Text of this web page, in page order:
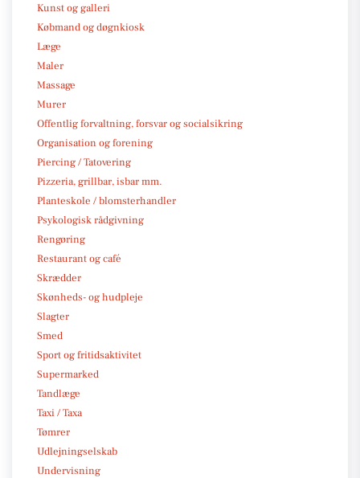
Kunst og galleri
Købmand og døgnkiosk
Læge
Maler
Massage
Murer
Offentlig forvaltning, forsvar og socialsikring
Organisation og forening
Piercing / Tatovering
Pizzeria, grillbar, isbar mm.
Planteskole / blomsterhandler
Psykologisk rådgivning
Rengøring
Restaurant og café
Skrædder
Skønheds- og hudpleje
Slagter
Smed
Sport og fritidsaktivitet
Supermarked
Tandlæge
Taxi / Taxa
Tømrer
Udlejningselskab
Undervisning